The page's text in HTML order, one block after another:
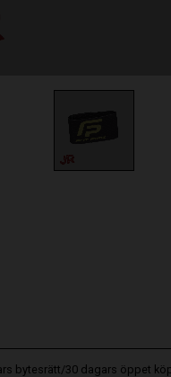
bytesrätt/30 dagars öppet